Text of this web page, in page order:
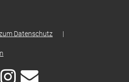
Datenschutz |